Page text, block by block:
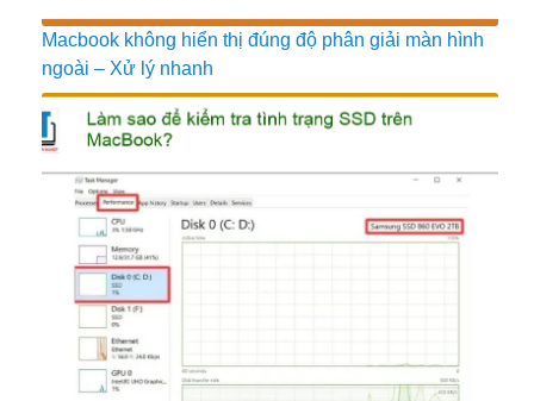
Macbook không hiển thị đúng độ phân giải màn hình
ngoài – Xử lý nhanh